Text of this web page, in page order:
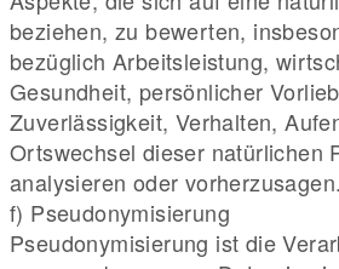
beziehen, zu bewerten,
bezüglich Arbeitsleistung,
Gesundheit, persönlicher
Zuverlässigkeit, Verhalten,
Ortswechsel dieser natürlichen
analysieren oder vorherzusagen.
f) Pseudonymisierung
Pseudonymisierung ist die